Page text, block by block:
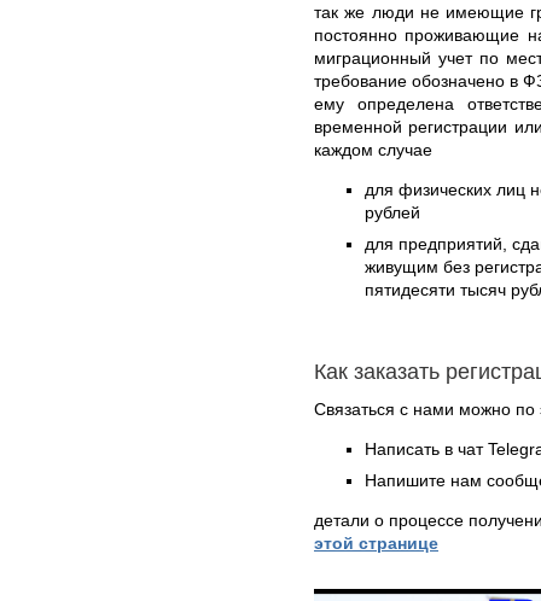
так же люди не имеющие
постоянно проживающие
миграционный учет по
требование обозначено в
ему определена
временной регистрации
каждом случае
для физических лиц
рублей
для предприятий,
живущим без
пятидесяти тысяч
Как заказать
Связаться с нами можно по
Написать в чат
Напишите нам
детали о процессе
этой странице